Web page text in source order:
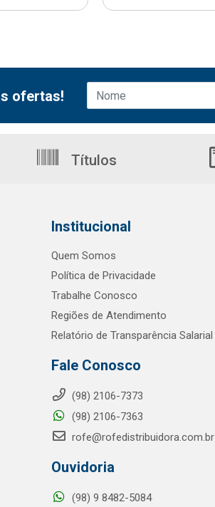
ofertas!
Títulos
Institucional
Quem Somos
Política de Privacidade
Trabalhe Conosco
Regiões de Atendimento
Relatório de Transparência Salarial
Fale Conosco
(98) 2106-7373
(98) 2106-7363
rofe@rofedistribuidora.com.br
Ouvidoria
(98) 9 8482-5084